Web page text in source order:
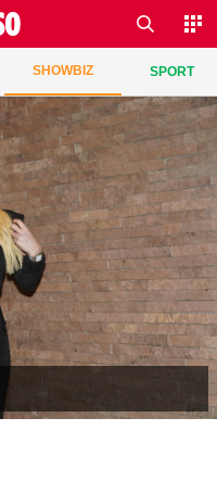
SHOWBIZ SPORT